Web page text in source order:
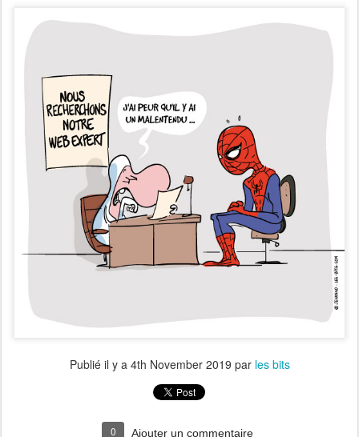
Publié il y a 4th November 2019 par les bits
0 Ajouter un commentaire